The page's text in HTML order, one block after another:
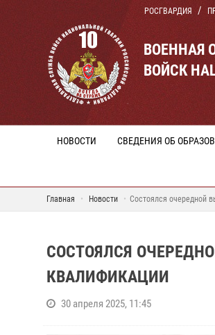
РОСГВАРДИЯ
ВОЕННАЯ
ВОЙСК
НОВОСТИ СВЕДЕНИЯ ОБ
Главная Новости Состоялся очередной
СОСТОЯЛСЯ
КВАЛИФИКАЦИИ
30 апреля 2025, 11:45